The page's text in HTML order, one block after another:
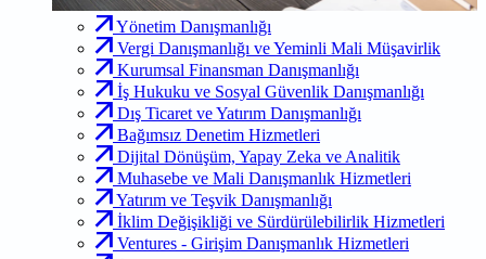
Yönetim Danışmanlığı
Vergi Danışmanlığı ve Yeminli Mali Müşavirlik
Kurumsal Finansman Danışmanlığı
İş Hukuku ve Sosyal Güvenlik Danışmanlığı
Dış Ticaret ve Yatırım Danışmanlığı
Bağımsız Denetim Hizmetleri
Dijital Dönüşüm, Yapay Zeka ve Analitik
Muhasebe ve Mali Danışmanlık Hizmetleri
Yatırım ve Teşvik Danışmanlığı
İklim Değişikliği ve Sürdürülebilirlik Hizmetleri
Ventures - Girişim Danışmanlık Hizmetleri